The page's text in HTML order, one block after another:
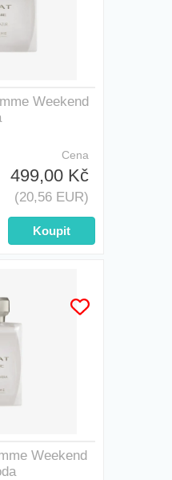
Weekend
Cena
499,00 Kč
(20,56 EUR)
Weekend